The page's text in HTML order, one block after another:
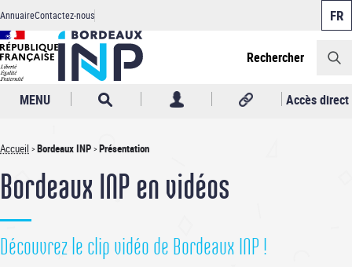
Aller
au
contenu
principal
Header
AnnuaireContactez-nous
Rechercher
MENU Accès direct
Fil
d'Ariane
Accueil Bordeaux INP Présentation
Bordeaux INP en vidéos
Découvrez le clip vidéo de Bordeaux INP !
Panneau de gestion des cookies